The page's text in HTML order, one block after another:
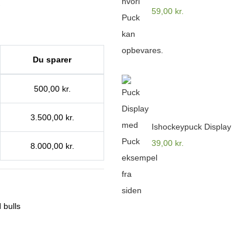
Du sparer
500,00 kr.
3.500,00 kr.
8.000,00 kr.
bulls
59,00 kr.
Ishockeypuck Display
39,00 kr.